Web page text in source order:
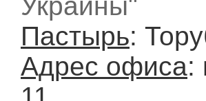
Украины"
Пастырь:
Адрес офиса: